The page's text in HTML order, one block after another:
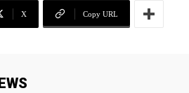
X Copy URL